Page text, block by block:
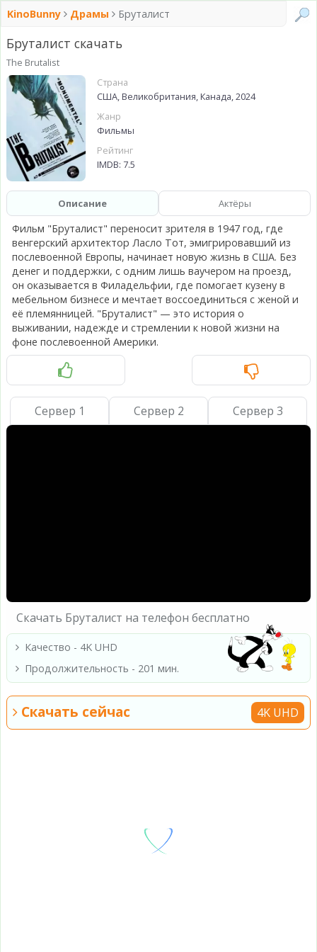
KinoBunny Драмы Бруталист
Бруталист скачать
The Brutalist
Страна
США, Великобритания, Канада, 2024
Жанр
Фильмы
Рейтинг
IMDB: 7.5
Описание Актёры
Фильм "Бруталист" переносит зрителя в 1947 год, где
венгерский архитектор Ласло Тот, эмигрировавший из
послевоенной Европы, начинает новую жизнь в США. Без
денег и поддержки, с одним лишь ваучером на проезд,
он оказывается в Филадельфии, где помогает кузену в
мебельном бизнесе и мечтает воссоединиться с женой и
её племянницей. "Бруталист" — это история о
выживании, надежде и стремлении к новой жизни на
фоне послевоенной Америки.
Сервер 1 Сервер 2 Сервер 3
Скачать Бруталист на телефон бесплатно
Качество - 4K UHD
Продолжительность - 201 мин.
Скачать сейчас 4K UHD